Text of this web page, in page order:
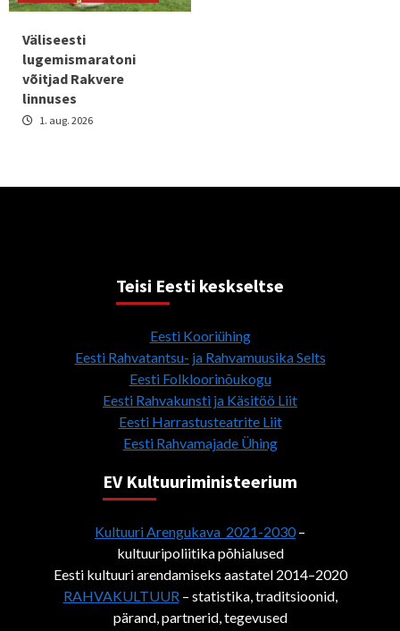
Väliseesti
lugemismaratoni
võitjad Rakvere
linnuses
1. aug. 2026
Teisi Eesti keskseltse
Eesti Kooriühing
Eesti Rahvatantsu- ja Rahvamuusika Selts
Eesti Folkloorinõukogu
Eesti Rahvakunsti ja Käsitöö Liit
Eesti Harrastusteatrite Liit
Eesti Rahvamajade Ühing
EV Kultuuriministeerium
Kultuuri Arengukava 2021-2030–
kultuuripoliitika põhialused
Eesti kultuuri arendamiseks aastatel 2014–2020
RAHVAKULTUUR– statistika, traditsioonid,
pärand, partnerid, tegevused